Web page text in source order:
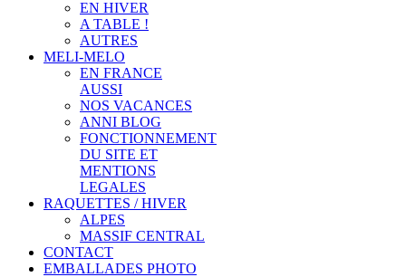
EN HIVER
A TABLE !
AUTRES
MELI-MELO
EN FRANCE
AUSSI
NOS VACANCES
ANNI BLOG
FONCTIONNEMENT
DU SITE ET
MENTIONS
LEGALES
RAQUETTES / HIVER
ALPES
MASSIF CENTRAL
CONTACT
EMBALLADES PHOTO